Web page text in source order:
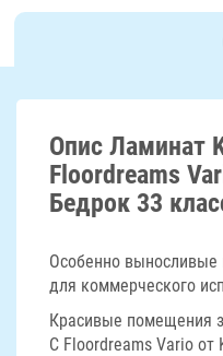
Опис Ламинат
Floordreams
Бедрок 33
Особенно
для коммерческого
Красивые помещения
С Floordreams Vario